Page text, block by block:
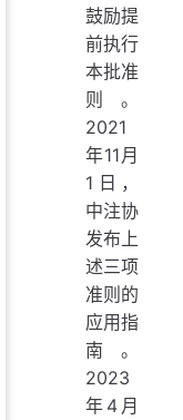
鼓励提
前执行
本批准
则。
2021
年11月
1日，
中注协
发布上
述三项
准则的
应用指
南。
2023
年4月